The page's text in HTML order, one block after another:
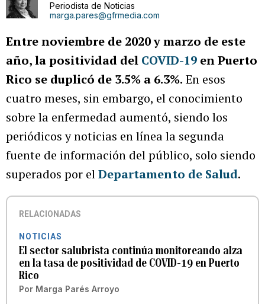
Periodista de Noticias
marga.pares@gfrmedia.com
Entre noviembre de 2020 y marzo de este
año, la positividad del COVID-19 en Puerto
Rico se duplicó de 3.5% a 6.3%. En esos
cuatro meses, sin embargo, el conocimiento
sobre la enfermedad aumentó, siendo los
periódicos y noticias en línea la segunda
fuente de información del público, solo siendo
superados por elDepartamento de Salud.
RELACIONADAS
NOTICIAS
El sector salubrista continúa monitoreando alza
en la tasa de positividad de COVID-19 en Puerto
Rico
Por Marga Parés Arroyo